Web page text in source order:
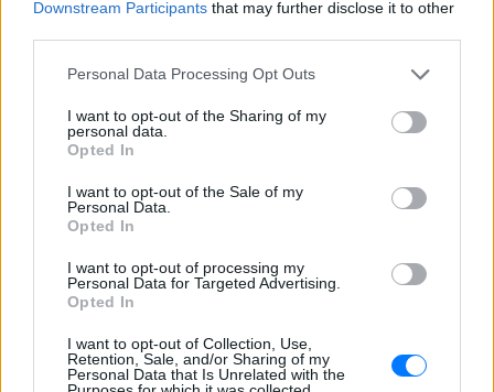
Downstream Participants that may further disclose it to other
Personal Data Processing Opt Outs
I want to opt-out of the Sharing of my
personal data.
Opted In
I want to opt-out of the Sale of my
Personal Data.
Opted In
I want to opt-out of processing my
Personal Data for Targeted Advertising.
Opted In
I want to opt-out of Collection, Use,
Retention, Sale, and/or Sharing of my
Personal Data that Is Unrelated with the
«Δημοκρατία είναι η φωνή του λαού, που πρέπει να
γίνεται σεβαστή πάντα. Τα συγχαρητήριά μου στους
θεσμούς της Αργεντινής που έφεραν σε πέρας την
που συμμετείχε (...) με συντεταγμένο και ειρηνικό
τρόπο. Εύχομαι στη νέα κυβέρνηση καλή τύχη και
καλή επιτυχία», ανέφερε ο κεντροαριστερός
πρόεδρος της Βραζιλίας.
Σαντιάγο Πένια
«Συγχαίρω τον Χαβιέρ Μιλέι για τη νίκη του και
τείνω εγκάρδια κι αδελφικά το χέρι της
Παραγουάης για να ενισχύσουμε τις σχέσεις των